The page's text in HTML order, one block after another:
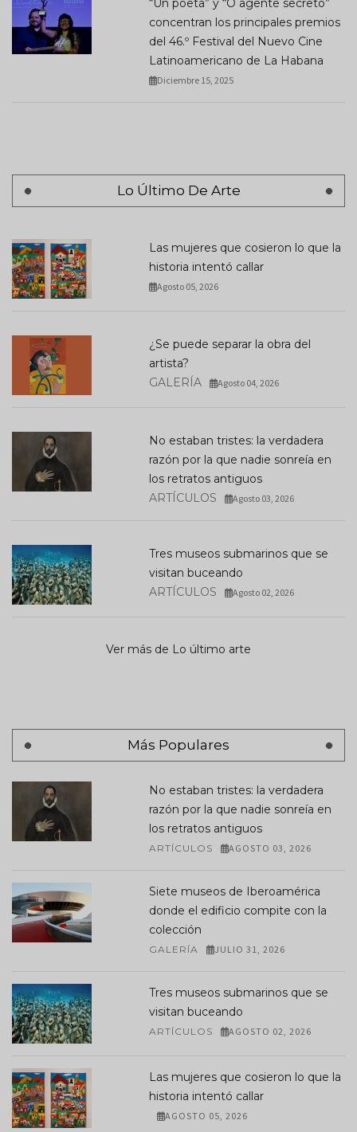
“Un poeta” y “O agente secreto”
concentran los principales premios
del 46.º Festival del Nuevo Cine
Latinoamericano de La Habana
Diciembre 15, 2025
Lo Último De Arte
Las mujeres que cosieron lo que la
historia intentó callar
Agosto 05, 2026
¿Se puede separar la obra del
artista?
GALERÍA
Agosto 04, 2026
No estaban tristes: la verdadera
razón por la que nadie sonreía en
los retratos antiguos
ARTÍCULOS
Agosto 03, 2026
Tres museos submarinos que se
visitan buceando
ARTÍCULOS
Agosto 02, 2026
Ver más de Lo último arte
Más Populares
No estaban tristes: la verdadera
razón por la que nadie sonreía en
los retratos antiguos
ARTÍCULOS AGOSTO 03, 2026
Siete museos de Iberoamérica
donde el edificio compite con la
colección
GALERÍA JULIO 31, 2026
Tres museos submarinos que se
visitan buceando
ARTÍCULOS AGOSTO 02, 2026
Las mujeres que cosieron lo que la
historia intentó callar
AGOSTO 05, 2026